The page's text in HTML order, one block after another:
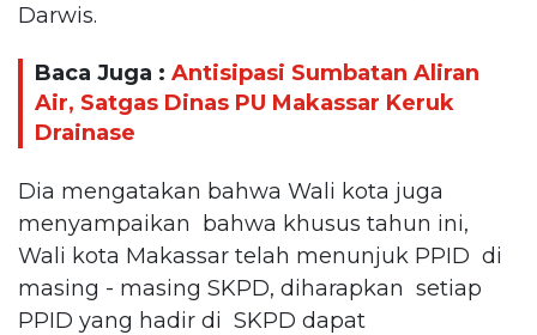
Darwis.
Baca Juga : Antisipasi Sumbatan Aliran
Air, Satgas Dinas PU Makassar Keruk
Drainase
Dia mengatakan bahwa Wali kota juga
menyampaikan bahwa khusus tahun ini,
Wali kota Makassar telah menunjuk PPID di
masing - masing SKPD, diharapkan setiap
PPID yang hadir di SKPD dapat